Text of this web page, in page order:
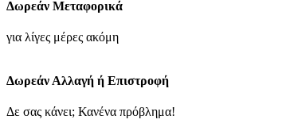
-
ποσότητα
Δωρεάν Μεταφορικά
για λίγες μέρες ακόμη
Δωρεάν Αλλαγή ή Επιστροφή
Δε σας κάνει; Κανένα πρόβλημα!